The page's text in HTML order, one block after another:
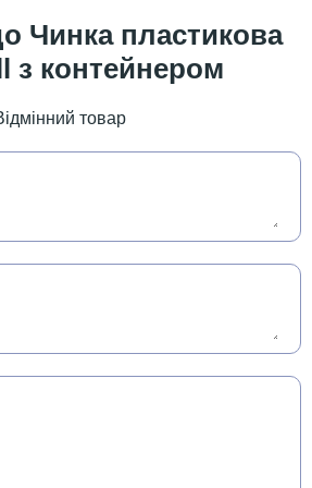
Чинка пластикова
з контейнером